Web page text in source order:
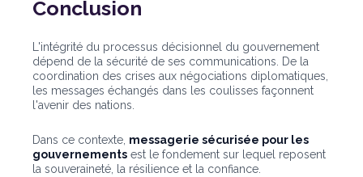
Conclusion
L'intégrité du processus décisionnel du gouvernement
dépend de la sécurité de ses communications. De la
coordination des crises aux négociations diplomatiques,
les messages échangés dans les coulisses façonnent
l'avenir des nations.
Dans ce contexte, messagerie sécurisée pour les
gouvernements est le fondement sur lequel reposent
la souveraineté, la résilience et la confiance.